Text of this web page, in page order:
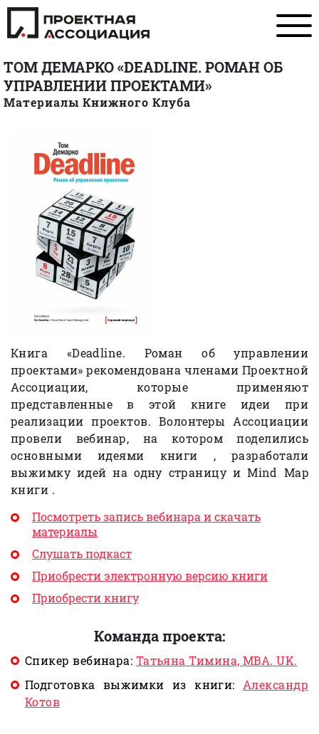
ТОМ ДЕМАРКО «DEADLINE. РОМАН ОБ
УПРАВЛЕНИИ ПРОЕКТАМИ»
Материалы Книжного Клуба
Книга «Deadline. Роман об управлении
проектами» рекомендована членами Проектной
Ассоциации, которые применяют
представленные в этой книге идеи при
реализации проектов. Волонтеры Ассоциации
провели вебинар, на котором поделились
основными идеями книги , разработали
выжимку идей на одну страницу и Mind Map
книги .
Посмотреть запись вебинара и скачать
материалы
Слушать подкаст
Приобрести электронную версию книги
Приобрести книгу
Команда проекта:
Спикер вебинара: Татьяна Тимина, MBA. UK.
Подготовка выжимки из книги: Александр
Котов